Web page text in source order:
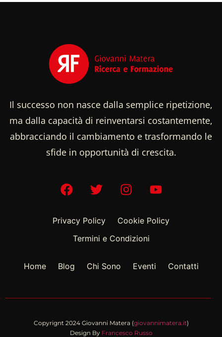
Il successo non nasce dalla semplice ripetizione,
ma dalla capacità di reinventarsi costantemente,
abbracciando il cambiamento e trasformando le
sfide in opportunità di crescita.
Privacy Policy
Cookie Policy
Termini e Condizioni
Home Blog Chi Sono Eventi Contatti
Copyrignt 2024 Giovanni Matera (giovannimatera.it)
Design By Francesco Russo